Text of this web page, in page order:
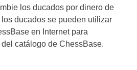
los ducados por dinero de
ducados se pueden utilizar
en Internet para
catálogo de ChessBase.